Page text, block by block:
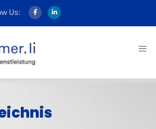
Us: